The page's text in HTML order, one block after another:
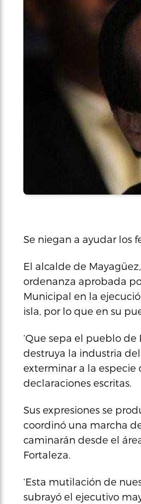
Se niegan a ayudar los
El alcalde de
ordenanza aprobada
Municipal en la
isla, por lo que en su
‘Que sepa el pueblo
destruya la industria
exterminar a la especie
declaraciones escritas.
Sus expresiones se
coordinó una marcha
caminarán desde el
Fortaleza.
‘Esta mutilación de
subrayó el ejecutivo